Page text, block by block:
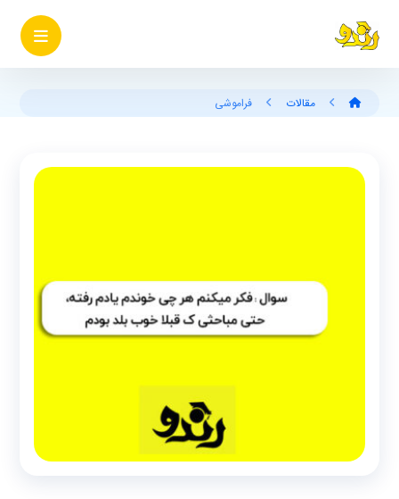
مقالات فراموشی